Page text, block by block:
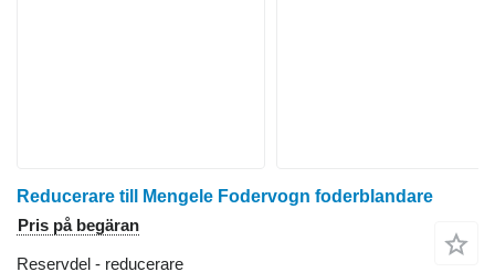
Reducerare till Mengele Fodervogn foderblandare
Pris på begäran
Reservdel - reducerare